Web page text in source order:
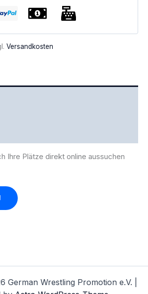
Versandkosten
Ihre Plätze direkt online aussuchen
German Wrestling Promotion e.V. |